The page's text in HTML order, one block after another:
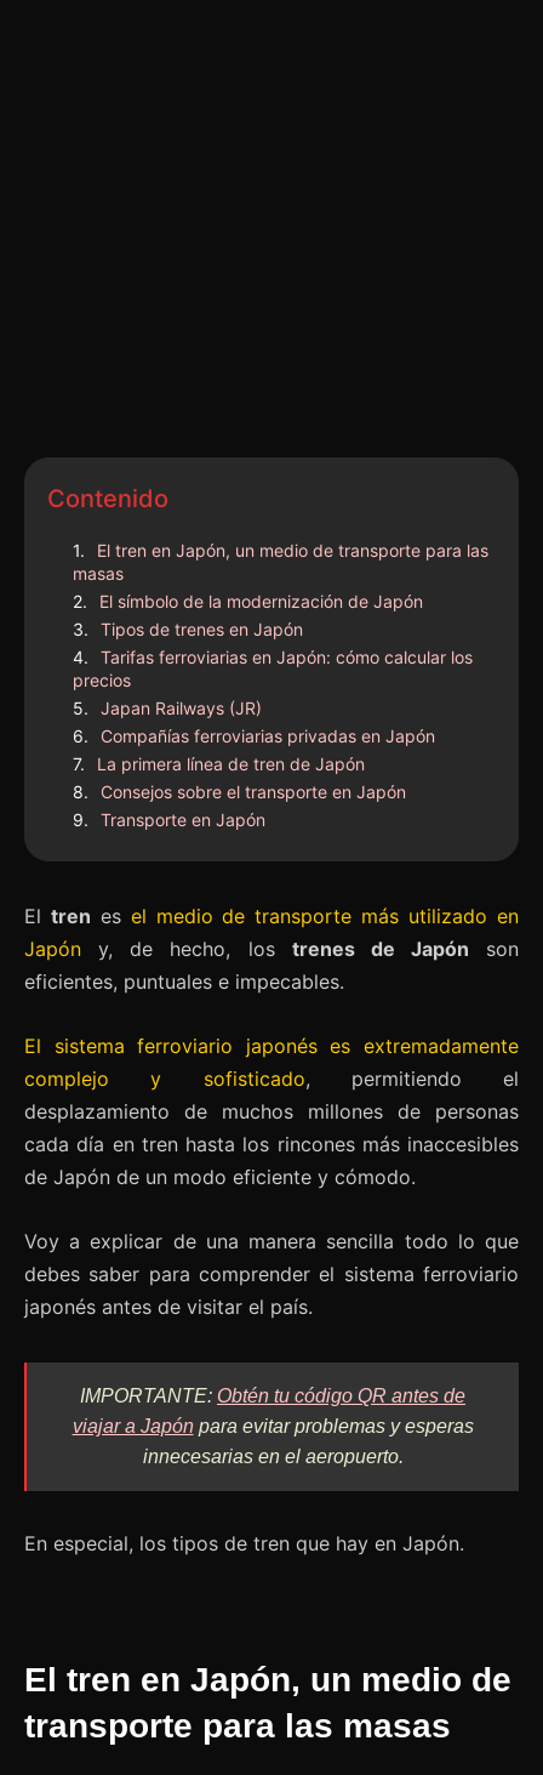
Contenido
El tren en Japón, un medio de transporte para las
masas
El símbolo de la modernización de Japón
Tipos de trenes en Japón
Tarifas ferroviarias en Japón: cómo calcular los
precios
Japan Railways (JR)
Compañías ferroviarias privadas en Japón
La primera línea de tren de Japón
Consejos sobre el transporte en Japón
Transporte en Japón
El tren es el medio de transporte más utilizado en
Japón y, de hecho, los trenes de Japón son
eficientes, puntuales e impecables.
El sistema ferroviario japonés es extremadamente
complejo y sofisticado, permitiendo el
desplazamiento de muchos millones de personas
cada día en tren hasta los rincones más inaccesibles
de Japón de un modo eficiente y cómodo.
Voy a explicar de una manera sencilla todo lo que
debes saber para comprender el sistema ferroviario
japonés antes de visitar el país.
IMPORTANTE: Obtén tu código QR antes de
viajar a Japónpara evitar problemas y esperas
innecesarias en el aeropuerto.
En especial, los tipos de tren que hay en Japón.
El tren en Japón, un medio de
transporte para las masas